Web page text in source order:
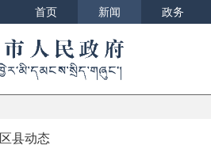
首页 新闻 政务
区县动态